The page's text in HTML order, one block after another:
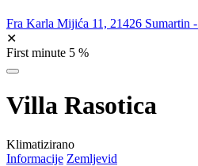
Fra Karla Mijića 11, 21426 Sumartin -
✕
First minute 5 %
Villa Rasotica
Klimatizirano
Informacije Zemljevid